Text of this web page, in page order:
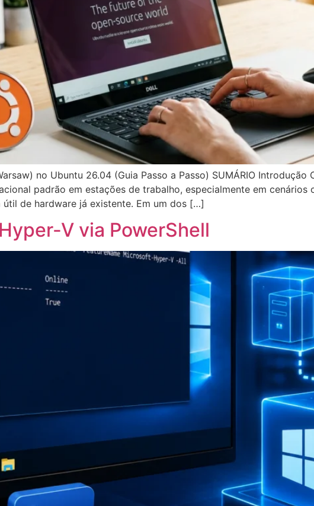
no Ubuntu 26.04 (Guia Passo a Passo) SUMÁRIO
padrão em estações de trabalho, especialmente em
de hardware já existente. Em um dos […]
V via PowerShell